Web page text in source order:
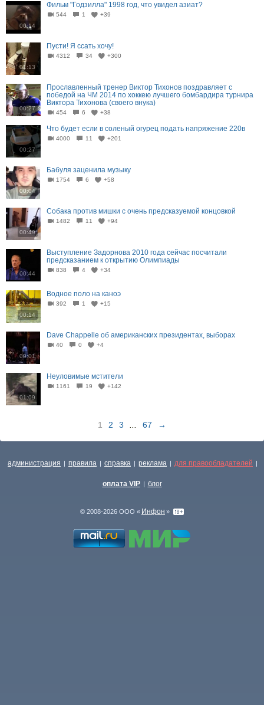
00:14
Фильм "Годзилла" 1998 год, что увидел азиат?
544 1 +39
01:13
Пусти! Я ссать хочу!
4312 34 +300
00:27
Прославленный тренер Виктор Тихонов поздравляет с
победой на ЧМ 2014 по хоккею лучшего бомбардира турнира
Виктора Тихонова (своего внука)
454 6 +38
00:27
Что будет если в соленый огурец подать напряжение 220в
4000 11 +201
00:04
Бабуля заценила музыку
1754 6 +58
00:49
Собака против мишки с очень предсказуемой концовкой
1482 11 +94
00:44
Выступление Задорнова 2010 года сейчас посчитали
предсказанием к открытию Олимпиады
838 4 +34
00:14
Водное поло на каноэ
392 1 +15
09:01
Dave Chappelle об американских президентах, выборах
40 0 +4
01:09
Неуловимые мстители
1161 19 +142
1 2 3 67 →
администрация | правила | справка | реклама | для правообладателей |
оплата VIP | блог
© 2008-2026 ООО « Инфон »